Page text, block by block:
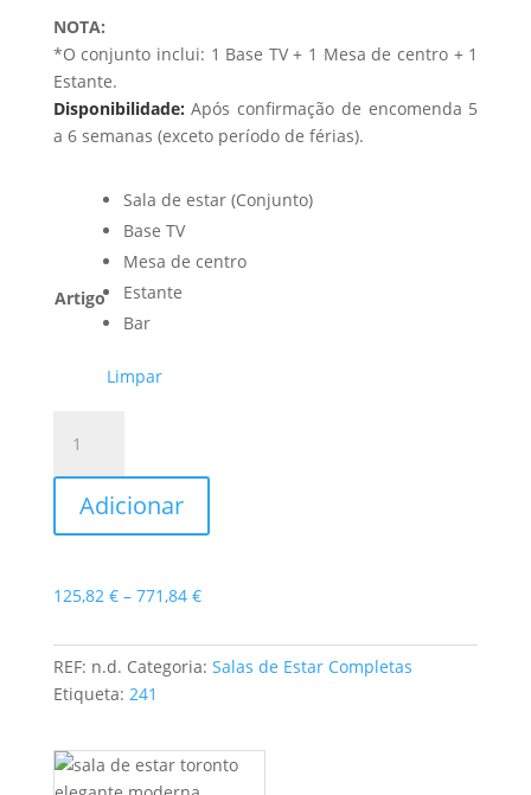
NOTA:
*O conjunto inclui: 1 Base TV + 1 Mesa de centro + 1
Estante.
Disponibilidade:Após confirmação de encomenda 5
a 6 semanas (exceto período de férias).
Artigo
Sala de estar (Conjunto)
Base TV
Mesa de centro
Estante
Bar
Limpar
Sala
Estar
Adicionar
125,82 € – 771,84 €Price
125,82 €
through
REF: n.d. Categoria: Salas de Estar Completas
Etiqueta: 241